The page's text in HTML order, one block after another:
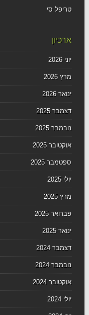
טריפל סי
ארכיון
יוני 2026
מרץ 2026
ינואר 2026
דצמבר 2025
נובמבר 2025
אוקטובר 2025
ספטמבר 2025
יולי 2025
מרץ 2025
פברואר 2025
ינואר 2025
דצמבר 2024
נובמבר 2024
אוקטובר 2024
יולי 2024